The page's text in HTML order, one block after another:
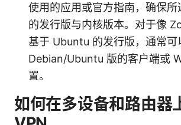
使用的应用或官方指南，确保所
的发行版与内核版本。对于像
基于 Ubuntu 的发行版，通常可
Debian/Ubuntu 版的客户端或
置。
如何在多设备和路由器